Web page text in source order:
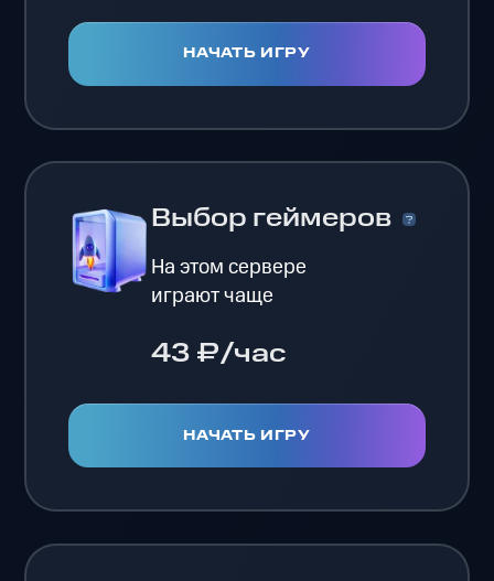
НАЧАТЬ ИГРУ
Выбор геймеров
На этом сервере
играют чаще
43 ₽/час
НАЧАТЬ ИГРУ